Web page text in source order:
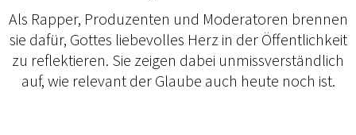
Als Rapper, Produzenten und Moderatoren brennen
sie dafür, Gottes liebevolles Herz in der Öffentlichkeit
zu reflektieren. Sie zeigen dabei unmissverständlich
auf, wie relevant der Glaube auch heute noch ist.